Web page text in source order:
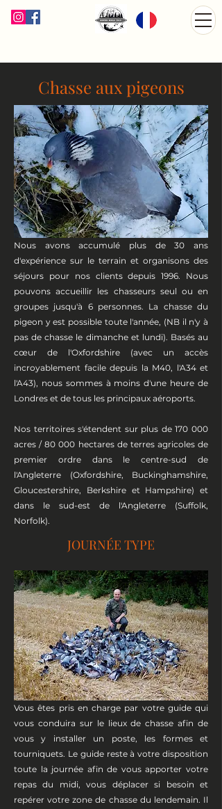
Chasse aux pigeons
Nous avons accumulé plus de 30 ans
d'expérience sur le terrain et organisons des
séjours pour nos clients depuis 1996. Nous
pouvons accueillir les chasseurs seul ou en
groupes jusqu'à 6 personnes. La chasse du
pigeon y est possible toute l'année, (NB il n'y à
pas de chasse le dimanche et lundi). Basés au
cœur de l'Oxfordshire (avec un accès
incroyablement facile depuis la M40, l'A34 et
l'A43), nous sommes à moins d'une heure de
Londres et de tous les principaux aéroports.
Nos territoires s'étendent sur plus de 170 000
acres / 80 000 hectares de terres agricoles de
premier ordre dans le centre-sud de
l'Angleterre (Oxfordshire, Buckinghamshire,
Gloucestershire, Berkshire et Hampshire) et
dans le sud-est de l'Angleterre (Suffolk,
Norfolk).
JOURNÉE TYPE
Vous êtes pris en charge par votre guide qui
vous conduira sur le lieux de chasse afin de
vous y installer un poste, les formes et
tourniquets. Le guide reste à votre disposition
toute la journée afin de vous apporter votre
repas du midi, vous déplacer si besoin et
repérer votre zone de chasse du lendemain. Il